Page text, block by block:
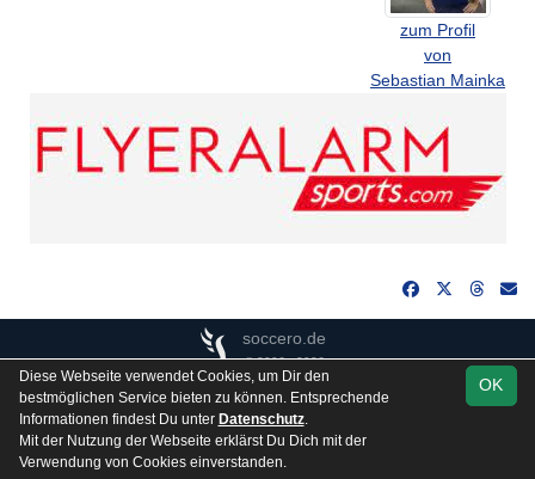
zum Profil
von
Sebastian Mainka
soccero.de
© 2006 - 2026
Besucherstatistik Kontakt Impressum
Gästebuch
Datenschutz
OK
Diese Webseite verwendet Cookies, um Dir den
bestmöglichen Service bieten zu können. Entsprechende
Informationen findest Du unter Datenschutz.
Mit der Nutzung der Webseite erklärst Du Dich mit der
Verwendung von Cookies einverstanden.